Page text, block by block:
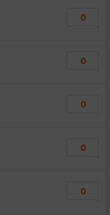
0
0
0
0
0